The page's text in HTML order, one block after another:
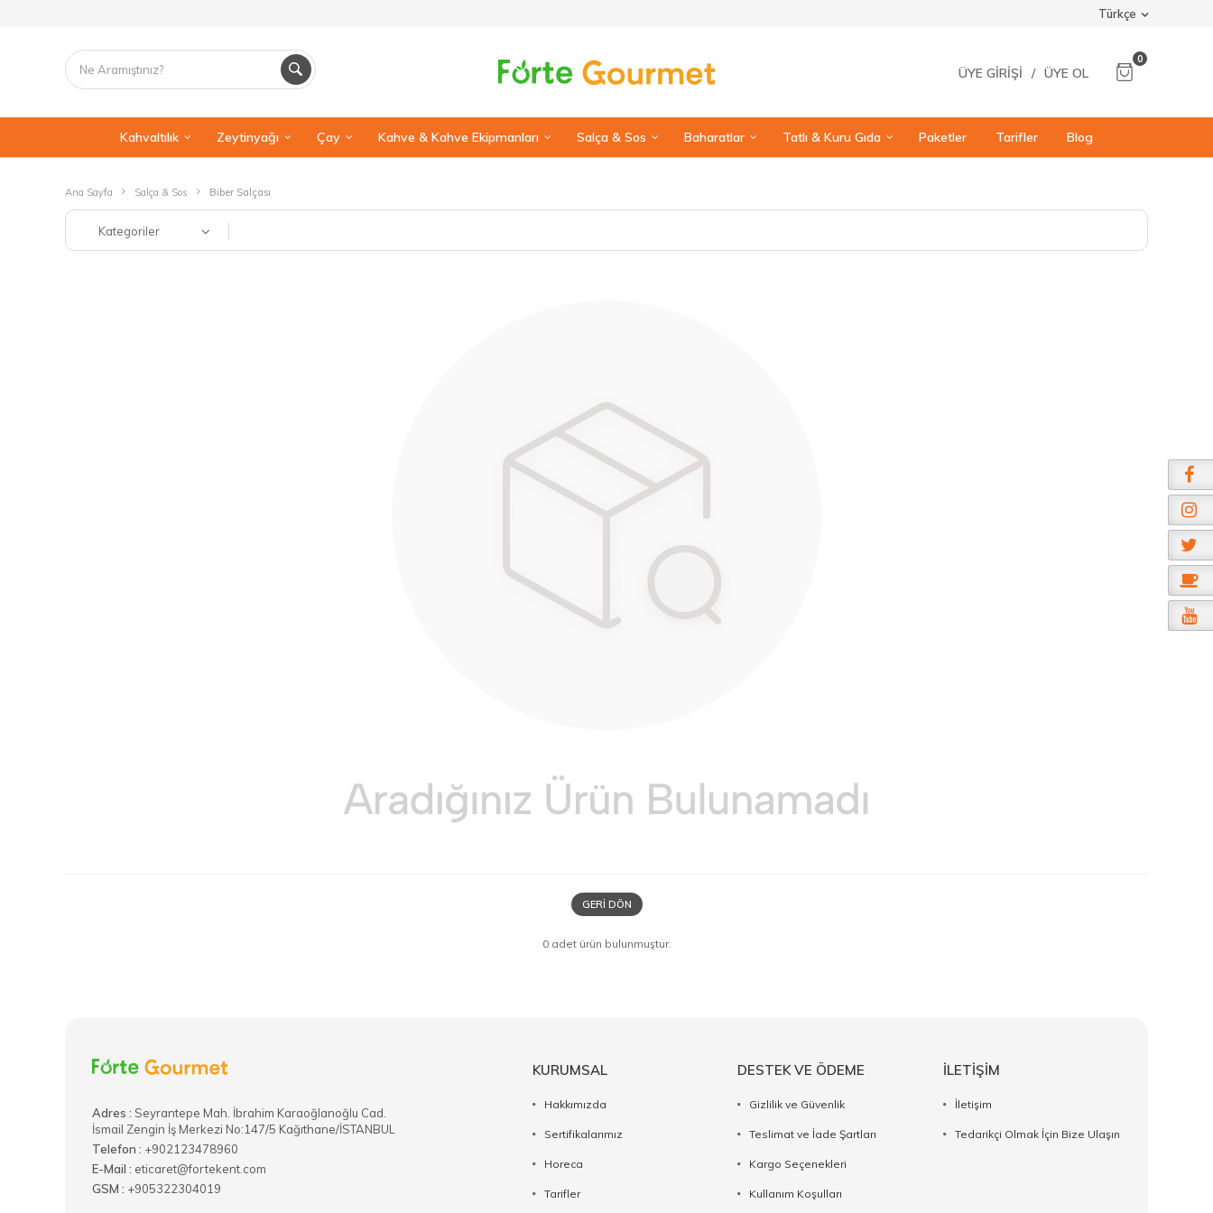
Türkçe
ÜYE GIRIŞI / ÜYE OL
0
Kahvaltılık Zeytinyağı Çay Kahve & Kahve Ekipmanları Salça & Sos Baharatlar Tatlı & Kuru Gıda Paketler Tarifler Blog
Ana Sayfa Salça & Sos Biber Salçası
Kategoriler
GERI DÖN
0 adet ürün bulunmuştur.
Adres : ​Seyrantepe Mah. İbrahim Karaoğlanoğlu Cad.
İsmail Zengin İş Merkezi No:147/5 Kağıthane/İSTANBUL
Telefon : +902123478960
E-Mail : eticaret@fortekent.com
GSM : +905322304019
KURUMSAL
Hakkımızda
Sertifikalarımız
Horeca
Tarifler
DESTEK VE ÖDEME
Gizlilik ve Güvenlik
Teslimat ve İade Şartları
Kargo Seçenekleri
Kullanım Koşulları
İLETİŞİM
İletişim
Tedarikçi Olmak İçin Bize Ulaşın